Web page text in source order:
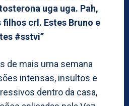
uga uga. Pah,
crl. Estes Bruno e
#sstvi”
de mais uma semana
intensas, insultos e
dentro da casa,